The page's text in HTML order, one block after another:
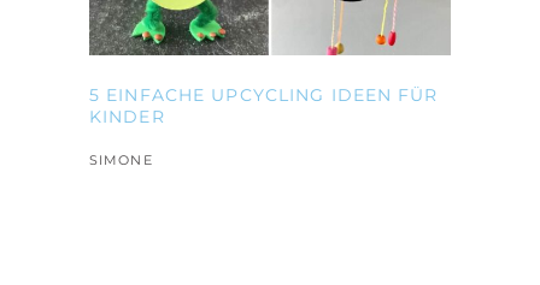
5 EINFACHE UPCYCLING IDEEN FÜR
KINDER
SIMONE